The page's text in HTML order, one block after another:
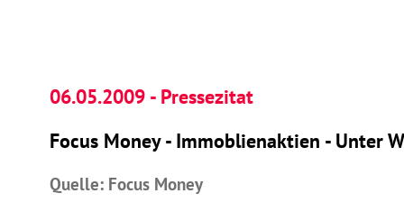
06.05.2009 - Pressezitat
Focus Money - Immoblienaktien - Unter
Quelle: Focus Money